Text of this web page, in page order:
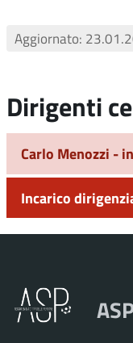
Aggiornato:
Dirigenti
Carlo Menozzi -
Incarico